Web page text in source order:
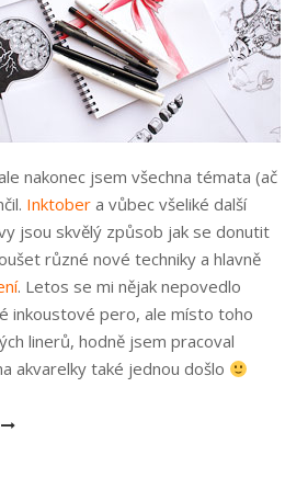
nakonec jsem všechna témata (ač
Inktober a vůbec všeliké další
jsou skvělý způsob jak se donutit
různé nové techniky a hlavně
. Letos se mi nějak nepovedlo
inkoustové pero, ale místo toho
linerů, hodně jsem pracoval
akvarelky také jednou došlo